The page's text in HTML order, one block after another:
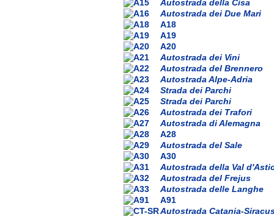
Autostrada della Cisa
Autostrada dei Due Mari
A18
A19
A20
Autostrada dei Vini
Autostrada del Brennero
Autostrada Alpe-Adria
Strada dei Parchi
Strada dei Parchi
Autostrada dei Trafori
Autostrada di Alemagna
A28
Autostrada del Sale
A30
Autostrada della Val
Autostrada del Frejus
Autostrada delle Langhe
A91
Autostrada Catania-